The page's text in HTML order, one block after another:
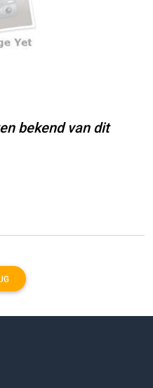
bekend van dit